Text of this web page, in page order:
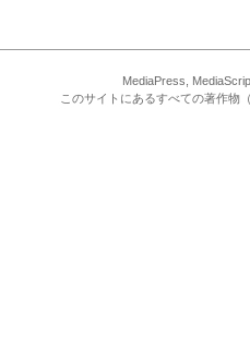
MediaPress,
このサイトにあるすべての著作物